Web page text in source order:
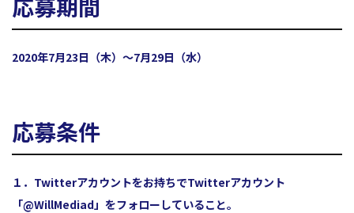
応募期間
2020年7月23日（木）～7月29日（水）
応募条件
１．Twitterアカウントをお持ちでTwitterアカウント
「@WillMediad」をフォローしていること。